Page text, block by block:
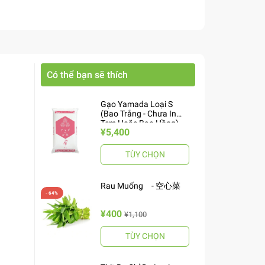
Có thể bạn sẽ thích
Gạo Yamada Loại S
(Bao Trắng - Chưa In
Tem Hoặc Bao Hồng)
10kg ヤマダお米 S
¥5,400
TÙY CHỌN
Rau Muống - 空心菜
¥400 ¥1,100
TÙY CHỌN